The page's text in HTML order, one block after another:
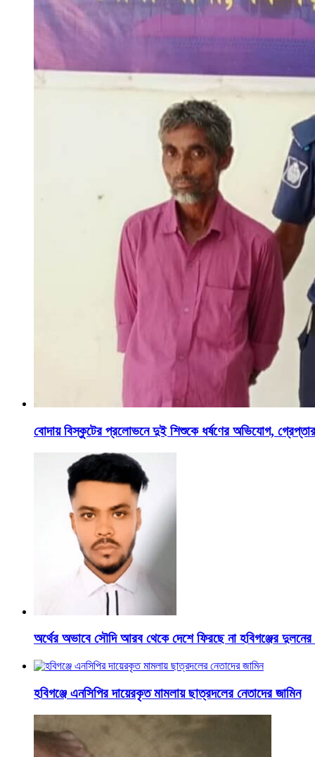
বোদায় বিস্কুটের প্রলোভনে দুই শিশুকে ধর্ষণের অভিযোগ,
অর্থের অভাবে সৌদি আরব থেকে দেশে ফিরছে না হবিগঞ্জের
হবিগঞ্জে এনসিপির দায়েরকৃত মামলায় ছাত্রদলের নেতাদের জামিন